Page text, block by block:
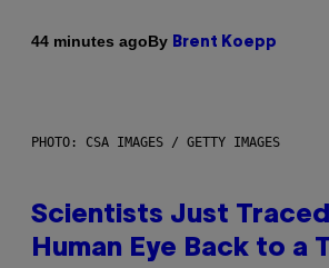
44 minutes agoBy Brent Koepp
PHOTO: CSA IMAGES / GETTY IMAGES
Scientists Just
Human Eye Back to a